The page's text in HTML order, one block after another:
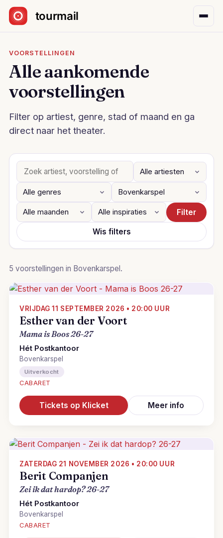
Sla navigatie over
VOORSTELLINGEN
Alle aankomende
voorstellingen
Filter op artiest, genre, stad of maand en ga
direct naar het theater.
Filter
Wis filters
5 voorstellingen in Bovenkarspel.
VRIJDAG 11 SEPTEMBER 2026 • 20:00 UUR
Esther van der Voort
Mama is Boos 26-27
Hét Postkantoor
Bovenkarspel
Uitverkocht
CABARET
Tickets op Klicket Meer info
ZATERDAG 21 NOVEMBER 2026 • 20:00 UUR
Berit Companjen
Zei ik dat hardop? 26-27
Hét Postkantoor
Bovenkarspel
CABARET